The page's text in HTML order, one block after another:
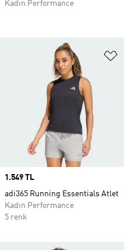
Price
1.549 TL
adi365 Running Essentials Atlet
Kadın Performance
5 renk
Kadın Performance